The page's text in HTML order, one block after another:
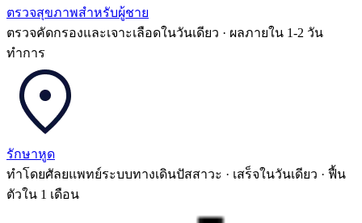
ตรวจสุขภาพสำหรับผู้ชาย
ตรวจคัดกรองและเจาะเลือดในวันเดียว · ผลภายใน 1-2 วัน
ทำการ
รักษาหูด
ทำโดยศัลยแพทย์ระบบทางเดินปัสสาวะ · เสร็จในวันเดียว · ฟื้น
ตัวใน 1 เดือน